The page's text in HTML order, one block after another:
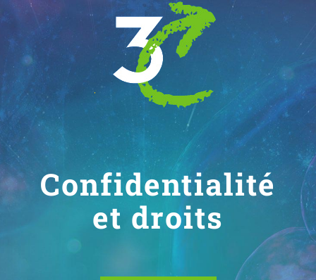
Passer
contenu
Confidentialité
et droits